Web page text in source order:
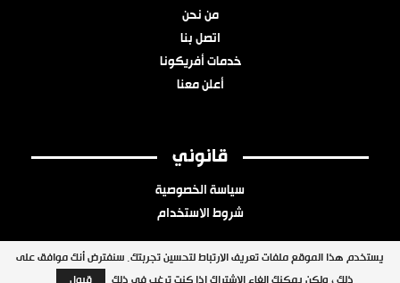
من نحن
اتصل بنا
خدمات أفريكونا
أعلن معنا
قانوني
سياسة الخصوصية
شروط الاستخدام
يستخدم هذا الموقع ملفات تعريف الارتباط لتحسين تجربتك. سنفترض أنك موافق على